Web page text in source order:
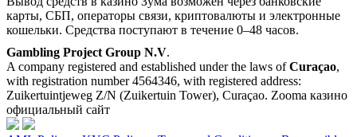
карты, СБП, операторы связи, криптовалюты и электронные
кошельки. Средства поступают в течение 0–48 часов.
Gambling Project Group N.V.
A company registered and established under the laws ofCuraçao,
with registration number 4564346, with registered address:
Zuikertuintjeweg Z/N (Zuikertuin Tower), Curaçao. Zooma казино
официальный сайт